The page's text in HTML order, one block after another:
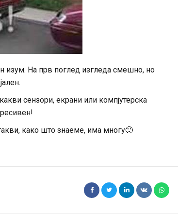
изум. На прв поглед изгледа смешно, но
сензори, екрани или компјутерска
како што знаеме, има многу🙂